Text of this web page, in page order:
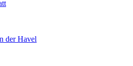
der Havel